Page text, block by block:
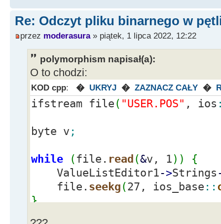
Re: Odczyt pliku binarnego w
przez moderasura» piątek, 1 lipca 2022, 12:22
polymorphism napisał(a):
O to chodzi:
KOD cpp: � UKRYJ � ZAZNACZ CAŁY �
ifstream file ( "USER.POS" , ios
byte v ;
while ( file. read (&v, 1 ) )
{
ValueListEditor1->Strings
file. seekg (27, ios_base ::
}